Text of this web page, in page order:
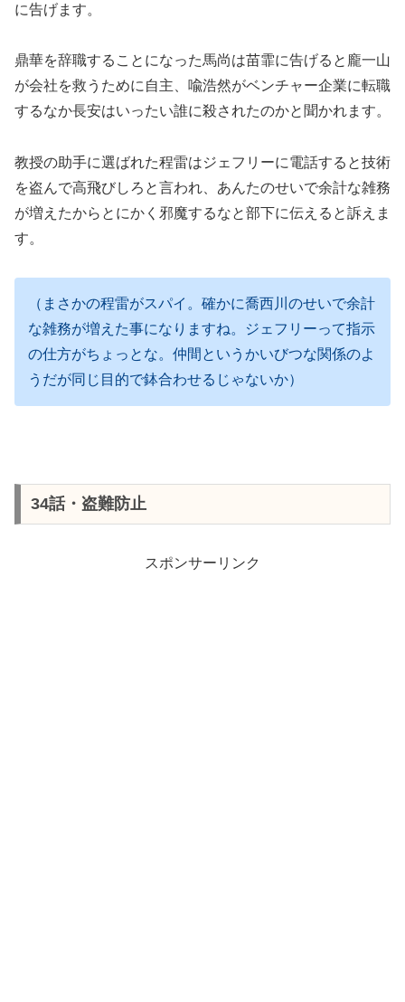
に告げます。
鼎華を辞職することになった馬尚は苗霏に告げると龐一山
が会社を救うために自主、喩浩然がベンチャー企業に転職
するなか長安はいったい誰に殺されたのかと聞かれます。
教授の助手に選ばれた程雷はジェフリーに電話すると技術
を盗んで高飛びしろと言われ、あんたのせいで余計な雑務
が増えたからとにかく邪魔するなと部下に伝えると訴えま
す。
（まさかの程雷がスパイ。確かに喬西川のせいで余計
な雑務が増えた事になりますね。ジェフリーって指示
の仕方がちょっとな。仲間というかいびつな関係のよ
うだが同じ目的で鉢合わせるじゃないか）
34話・盗難防止
スポンサーリンク